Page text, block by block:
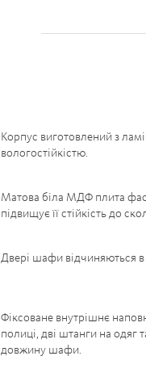
Корпус виготовлений з
вологостійкістю.
Матова біла МДФ плита
підвищує її стійкість до
Двері шафи відчиняються в
Фіксоване внутрішнє
полиці, дві штанги на одяг
довжину шафи.